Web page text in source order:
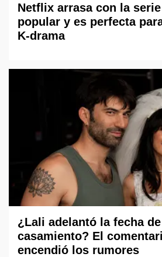
Netflix arrasa con la
popular y es perfecta
K-drama
¿Lali adelantó la fecha
casamiento? El
encendió los rumores